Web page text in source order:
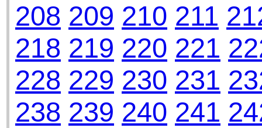
208 209 210 211
218 219 220 221
228 229 230 231
238 239 240 241